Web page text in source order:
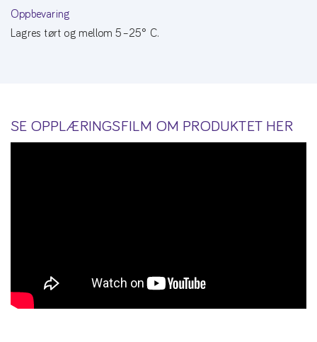
Oppbevaring
Lagres tørt og mellom 5–25° C.
SE OPPLÆRINGSFILM OM PRODUKTET HER